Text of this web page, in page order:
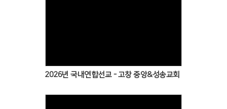
2026년 국내연합선교 - 고창 중앙&성송교회